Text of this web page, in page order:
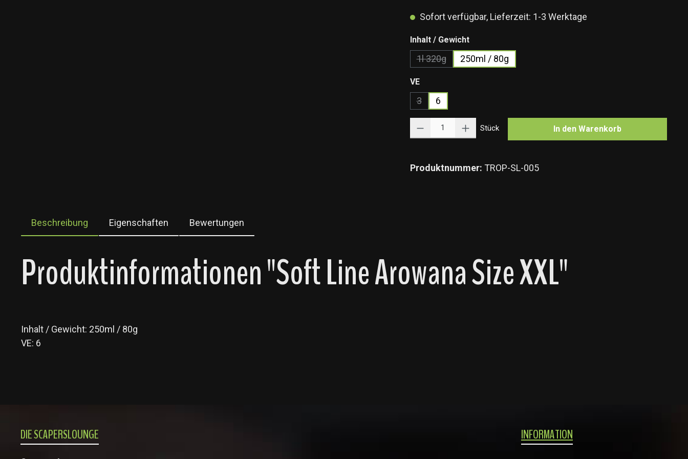
Sofort verfügbar, Lieferzeit: 1-3 Werktage
Inhalt / Gewichtauswählen
1l 320g
(Diese Option ist zurzeit nicht verfügbar.)
250ml / 80g
VEauswählen
3
(Diese Option ist zurzeit nicht verfügbar.)
6
Stück In den Warenkorb
Produktnummer: TROP-SL-005
Beschreibung Eigenschaften Bewertungen
Produktinformationen "Soft Line Arowana Size XXL"
Inhalt / Gewicht: 250ml / 80g
VE: 6
DIE SCAPERSLOUNGE INFORMATION